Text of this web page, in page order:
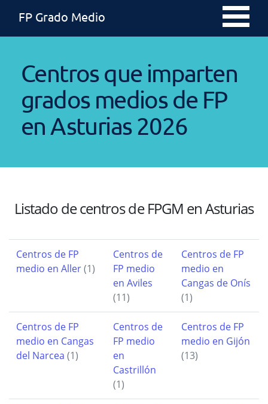
FP Grado Medio
Centros que imparten
grados medios de FP
en Asturias 2026
Listado de centros de FPGM en Asturias
Centros de FP
medio en Aller(1)
Centros de
FP medio
en Aviles
(11)
Centros de FP
medio en
Cangas de Onís
(1)
Centros de FP
medio en Cangas
del Narcea (1)
Centros de
FP medio
en
Castrillón
(1)
Centros de FP
medio en Gijón
(13)